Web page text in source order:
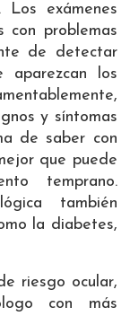
exámenes
con problemas
de detectar
aparezcan los
y síntomas
de saber con
que puede
temprano.
también
la diabetes,
riesgo ocular,
con más